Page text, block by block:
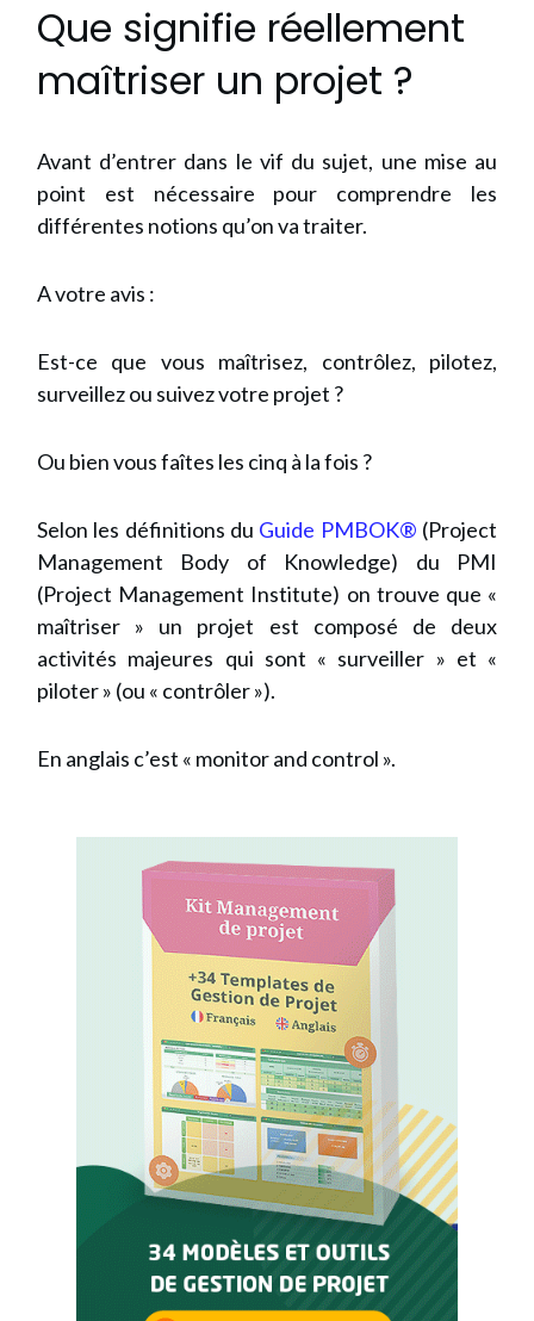
Que signifie réellement
maîtriser un projet ?
Avant d’entrer dans le vif du sujet, une mise au
point est nécessaire pour comprendre les
différentes notions qu’on va traiter.
A votre avis :
Est-ce que vous maîtrisez, contrôlez, pilotez,
surveillez ou suivez votre projet ?
Ou bien vous faîtes les cinq à la fois ?
Selon les définitions du Guide PMBOK® (Project
Management Body of Knowledge) du PMI
(Project Management Institute) on trouve que «
maîtriser » un projet est composé de deux
activités majeures qui sont « surveiller » et «
piloter » (ou « contrôler »).
En anglais c’est « monitor and control ».